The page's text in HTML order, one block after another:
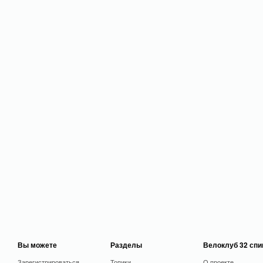
Вы можете Разделы Велоклуб 32